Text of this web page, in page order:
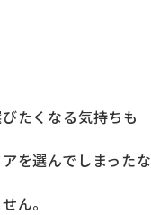
たくなる気持ちも
を選んでしまったな
ん。